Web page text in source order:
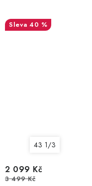
40 %
43 1/3
2 099 Kč
3 499 Kč